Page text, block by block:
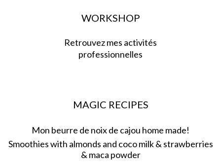
WORKSHOP
Retrouvez mes activités
professionnelles
MAGIC RECIPES
Mon beurre de noix de cajou home made!
Smoothies with almonds and coco milk & strawberries
& maca powder